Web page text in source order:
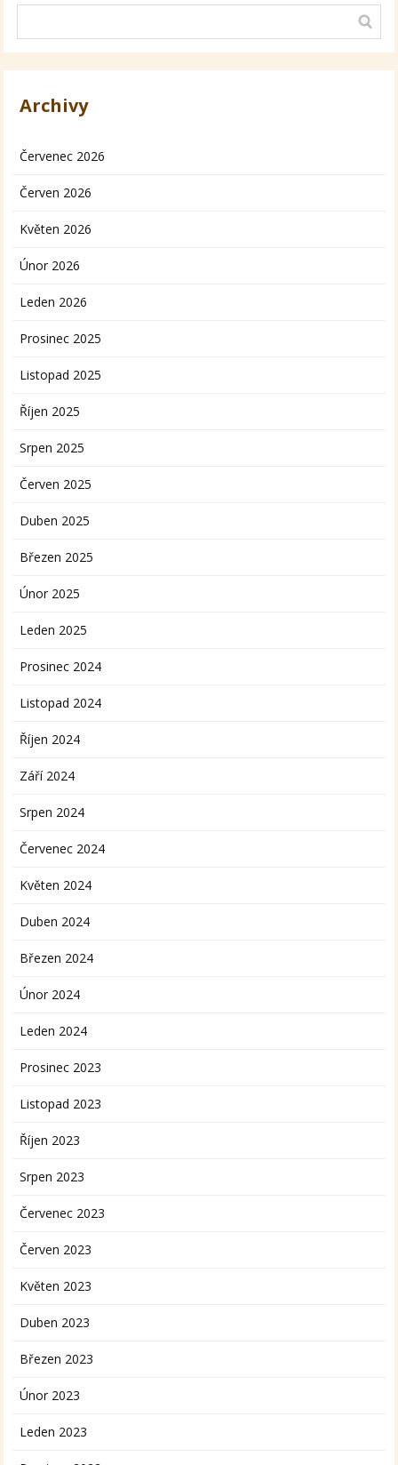
Archivy
Červenec 2026
Červen 2026
Květen 2026
Únor 2026
Leden 2026
Prosinec 2025
Listopad 2025
Říjen 2025
Srpen 2025
Červen 2025
Duben 2025
Březen 2025
Únor 2025
Leden 2025
Prosinec 2024
Listopad 2024
Říjen 2024
Září 2024
Srpen 2024
Červenec 2024
Květen 2024
Duben 2024
Březen 2024
Únor 2024
Leden 2024
Prosinec 2023
Listopad 2023
Říjen 2023
Srpen 2023
Červenec 2023
Červen 2023
Květen 2023
Duben 2023
Březen 2023
Únor 2023
Leden 2023